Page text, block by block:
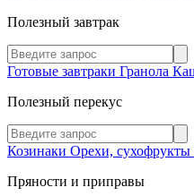
Полезный завтрак
Готовые завтраки Гранола
Полезный перекус
Козинаки Орехи, сухофрукты
Пряности и приправы